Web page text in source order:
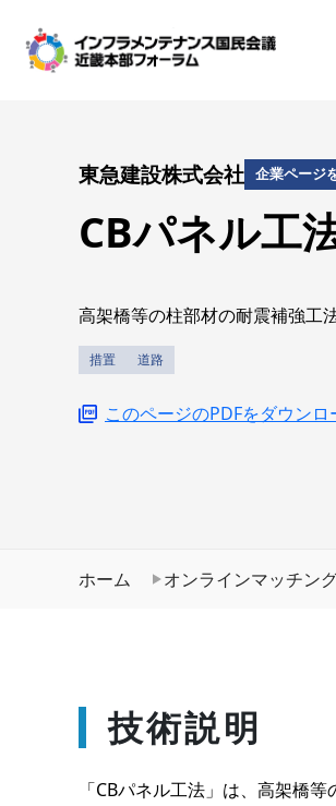
東急建設株式会社 企業ページ
CBパネル工
高架橋等の柱部材の耐震補強工
措置 道路
このページのPDFをダウンロ
ホーム オンラインマッチン
技術説明
「CBパネル工法」は、高架橋